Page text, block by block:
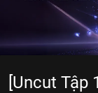
[Uncut Tập